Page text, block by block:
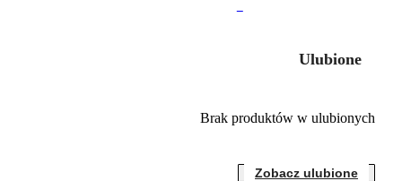
Ulubione
Brak produktów w ulubionych
Zobacz ulubione